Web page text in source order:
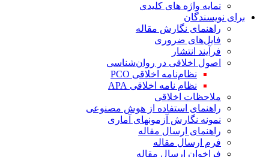
نمایه واژه های کلیدی
برای نویسندگان
راهنمای نگارش مقاله
فایل‌های ضروری
فرآیند انتشار
اصول اخلاقی در روان‌شناسی
نظام‌نامه اخلاقی PCO
نظام نامه اخلاقی APA
ملاحظات اخلاقی
راهنمای استفاده از هوش مصنوعی
نمونه نگارش آزمونهای آماری
راهنمای ارسال مقاله
فرم ارسال مقاله
فراخوان ارسال مقاله